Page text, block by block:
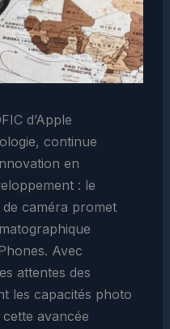
d’Apple
continue
en
: le
caméra promet
Avec
attentes des
les capacités photo
avancée